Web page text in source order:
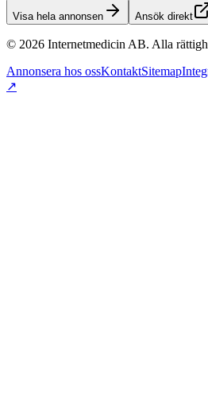
Visa hela annonsen Ansök direkt
© 2026 Internetmedicin AB. Alla
Annonsera hos ossKontaktSitemap
↗